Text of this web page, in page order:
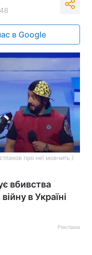
в Google
про неї мовчить /
вбивства
в Україні
Реклама